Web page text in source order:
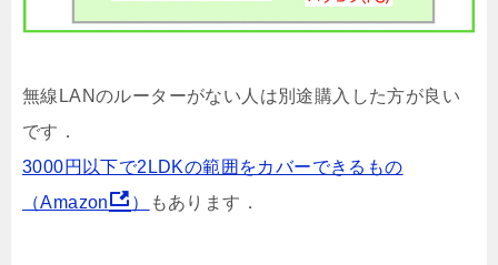
無線LANのルーターがない人は別途購入した方が良い
です．
3000円以下で2LDKの範囲をカバーできるもの
（Amazon
） もあります．